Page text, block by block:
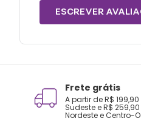
ESCREVER
Frete grátis
A partir de R$
Sudeste e R$
Nordeste e Centro-